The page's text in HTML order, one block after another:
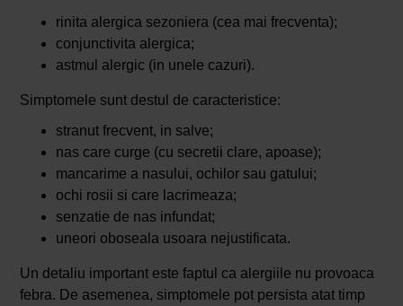
rinita alergica sezoniera (cea mai frecventa);
conjunctivita alergica;
astmul alergic (in unele cazuri).
Simptomele sunt destul de caracteristice:
stranut frecvent, in salve;
nas care curge (cu secretii clare, apoase);
mancarime a nasului, ochilor sau gatului;
ochi rosii si care lacrimeaza;
senzatie de nas infundat;
uneori oboseala usoara nejustificata.
Un detaliu important este faptul ca alergiile nu provoaca
febra. De asemenea, simptomele pot persista atat timp